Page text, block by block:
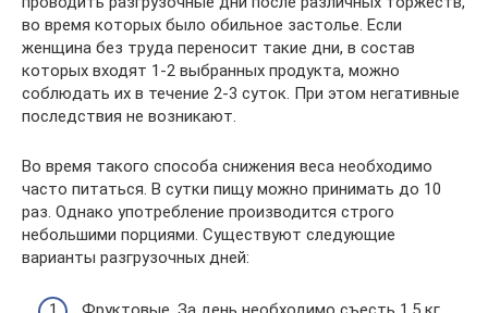
во время которых было обильное застолье. Если
женщина без труда переносит такие дни, в состав
которых входят 1-2 выбранных продукта, можно
соблюдать их в течение 2-3 суток. При этом негативные
последствия не возникают.
Во время такого способа снижения веса необходимо
часто питаться. В сутки пищу можно принимать до 10
раз. Однако употребление производится строго
небольшими порциями. Существуют следующие
варианты разгрузочных дней: